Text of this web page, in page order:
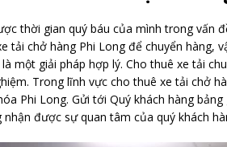
thời gian quý báu của mình trong vấn
tải chở hàng Phi Long để chuyển hàng,
một giải pháp hợp lý. Cho thuê xe tải
Trong lĩnh vực cho thuê xe tải chở
Phi Long. Gửi tới Quý khách hàng
nhận được sự quan tâm của quý khách